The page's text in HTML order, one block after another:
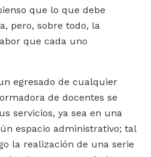
que lo que debe
pero, sobre todo, la
que cada uno
egresado de cualquier
de docentes se
servicios, ya sea en una
espacio administrativo; tal
la realización de una serie